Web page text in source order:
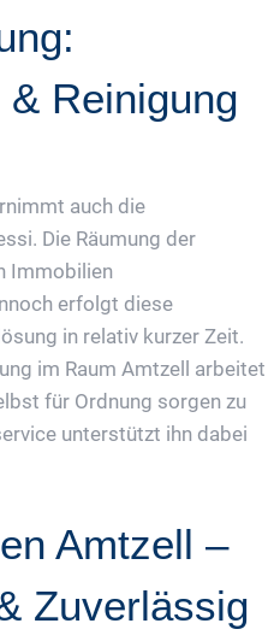
Reinigung
auch die
Die Räumung der
Immobilien
erfolgt diese
in relativ kurzer Zeit.
im Raum Amtzell arbeitet
für Ordnung sorgen zu
unterstützt ihn dabei
Amtzell –
Zuverlässig